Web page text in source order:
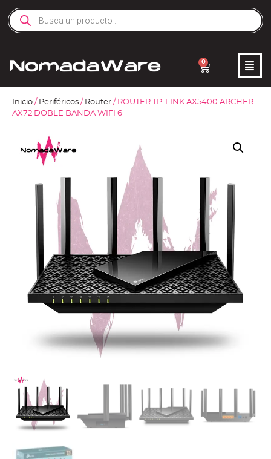
0
Inicio / Periféricos / Router / ROUTER TP-LINK AX5400 ARCHER
AX72 DOBLE BANDA WIFI 6